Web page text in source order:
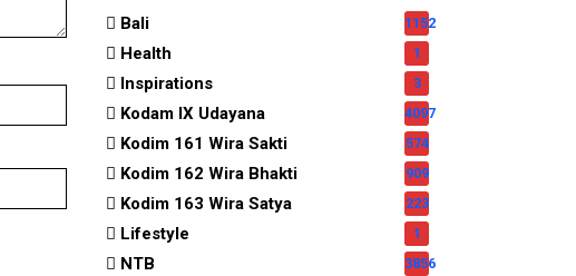
Bali 1152
Health 1
Inspirations 3
Kodam IX Udayana 4097
Kodim 161 Wira Sakti 574
Kodim 162 Wira Bhakti 909
Kodim 163 Wira Satya 223
Lifestyle 1
NTB 3856